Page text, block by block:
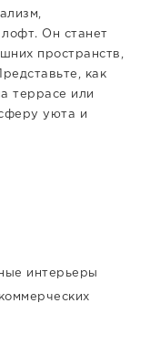
Он станет
пространств,
как
террасе или
уюта и
интерьеры